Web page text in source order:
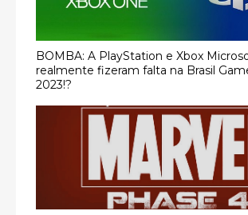
BOMBA: A PlayStation e Xbox
realmente fizeram falta na Brasil
2023!?